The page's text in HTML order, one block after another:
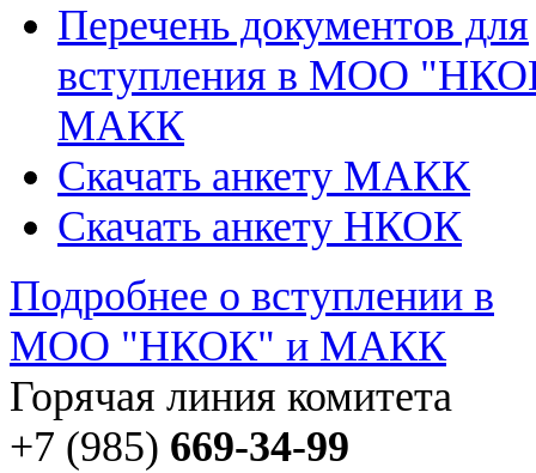
Перечень документов для
вступления в МОО
МАКК
Скачать анкету МАКК
Скачать анкету НКОК
Подробнее о вступлении в
МОО "НКОК" и МАКК
Горячая линия комитета
+7 (985) 669-34-99